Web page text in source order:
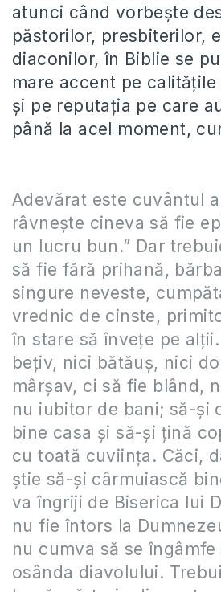
atunci când vorbește
păstorilor, presbiterilor,
diaconilor, în Biblie se
mare accent pe
și pe reputația pe care
până la acel moment,
Adevărat este cuvântul
râvneşte cineva să fie
un lucru bun.” Dar
să fie fără prihană,
singure neveste,
vrednic de cinste,
în stare să înveţe pe
beţiv, nici bătăuş, nici
mârşav, ci să fie blând,
nu iubitor de bani; să-şi
bine casa şi să-şi ţină
cu toată cuviinţa. Căci,
ştie să-şi cârmuiască
va îngriji de Biserica lui
nu fie întors la
nu cumva să se îngâmfe
osânda diavolului.